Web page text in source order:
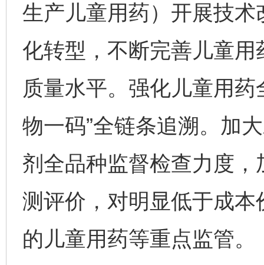
生产儿童用药）开展技
化转型，不断完善儿童
质量水平。强化儿童用
物一码”全链条追溯。加
剂全品种监督检查力度
测评价，对明显低于成
的儿童用药等重点监管。